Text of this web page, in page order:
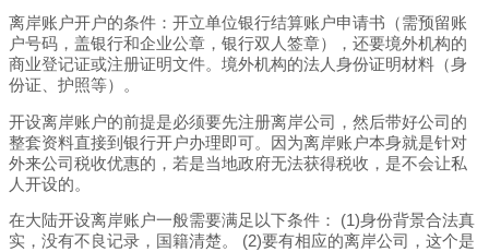
离岸账户开户的条件：开立单位银行结算账户申请书（需预留账
户号码，盖银行和企业公章，银行双人签章），还要境外机构的
商业登记证或注册证明文件。境外机构的法人身份证明材料（身
份证、护照等）。
开设离岸账户的前提是必须要先注册离岸公司，然后带好公司的
整套资料直接到银行开户办理即可。因为离岸账户本身就是针对
外来公司税收优惠的，若是当地政府无法获得税收，是不会让私
人开设的。
在大陆开设离岸账户一般需要满足以下条件： (1)身份背景合法真
实，没有不良记录，国籍清楚。 (2)要有相应的离岸公司，这个是